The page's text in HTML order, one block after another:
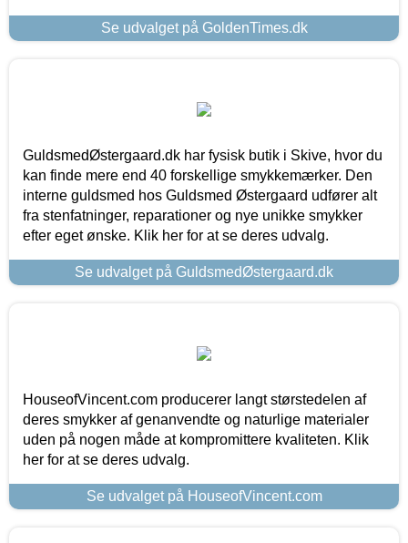
Se udvalget på GoldenTimes.dk
GuldsmedØstergaard.dk har fysisk butik i Skive, hvor du
kan finde mere end 40 forskellige smykkemærker. Den
interne guldsmed hos Guldsmed Østergaard udfører alt
fra stenfatninger, reparationer og nye unikke smykker
efter eget ønske. Klik her for at se deres udvalg.
Se udvalget på GuldsmedØstergaard.dk
HouseofVincent.com producerer langt størstedelen af
deres smykker af genanvendte og naturlige materialer
uden på nogen måde at kompromittere kvaliteten. Klik
her for at se deres udvalg.
Se udvalget på HouseofVincent.com